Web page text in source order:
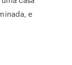
e